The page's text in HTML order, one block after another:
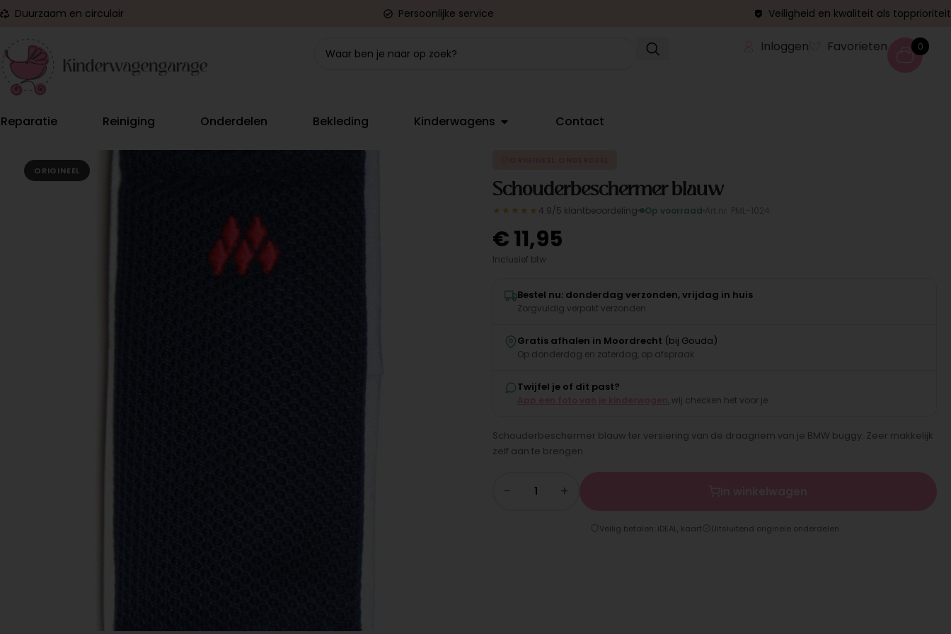
Duurzaam en circulair Persoonlijke service Veiligheid en kwaliteit als topprioriteit
Inloggen Favorieten 0
Reparatie Reiniging Onderdelen Bekleding Kinderwagens Contact
ORIGINEEL
Schouderbeschermer blauw
★★★★★ 4.9/5 klantbeoordeling Op voorraad
€11,95
Inclusief btw
Bestel nu: donderdag verzonden, vrijdag in huis
Zorgvuldig verpakt verzonden
Gratis afhalen in Moordrecht (bij Gouda)
Op donderdag en zaterdag, op afspraak
Twijfel je of dit past?
, wij checken het voor je
Schouderbeschermer blauw ter versiering van de draagriem van je BMW buggy. Zeer makkelijk
zelf aan te brengen.
− +
Veilig betalen: iDEAL, kaart Uitsluitend originele onderdelen